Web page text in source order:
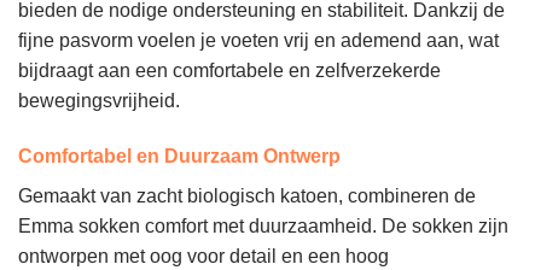
bieden de nodige ondersteuning en stabiliteit. Dankzij de
fijne pasvorm voelen je voeten vrij en ademend aan, wat
bijdraagt aan een comfortabele en zelfverzekerde
bewegingsvrijheid.
Comfortabel en Duurzaam Ontwerp
Gemaakt van zacht biologisch katoen, combineren de
Emma sokken comfort met duurzaamheid. De sokken zijn
ontworpen met oog voor detail en een hoog